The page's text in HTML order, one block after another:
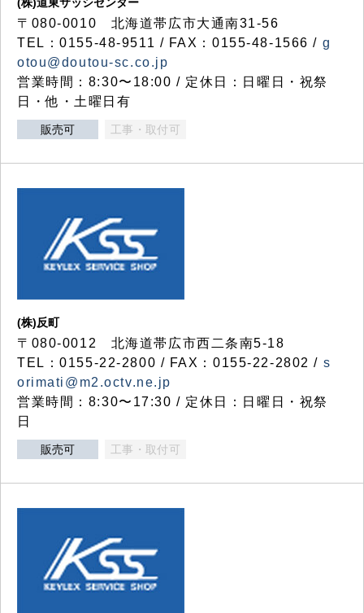
〒080-0010 北海道帯広市大通南31-56
TEL：0155-48-9511 / FAX：0155-48-1566 / g
otou@doutou-sc.co.jp
営業時間：8:30〜18:00 / 定休日：日曜日・祝祭
日・他・土曜日有
販売可 工事・取付可
(株)反町
〒080-0012 北海道帯広市西二条南5-18
TEL：0155-22-2800 / FAX：0155-22-2802 / s
orimati@m2.octv.ne.jp
営業時間：8:30〜17:30 / 定休日：日曜日・祝祭
日
販売可 工事・取付可